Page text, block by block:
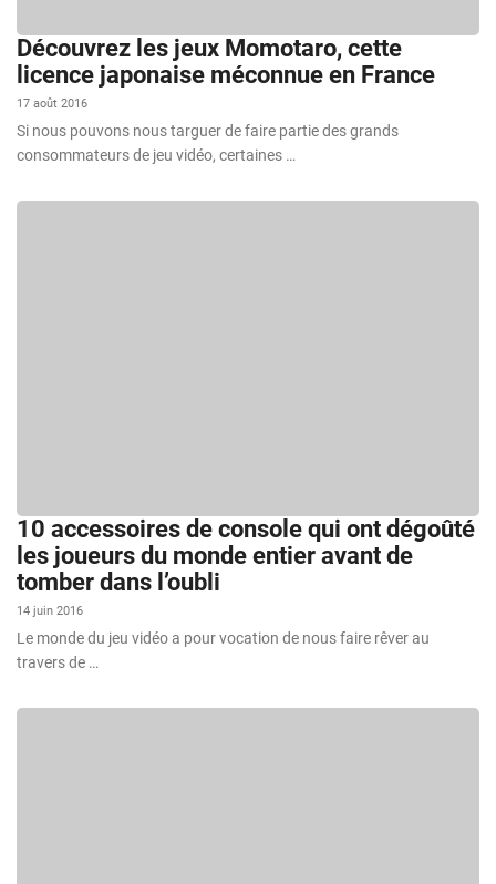
Découvrez les jeux Momotaro, cette
licence japonaise méconnue en France
17 août 2016
Si nous pouvons nous targuer de faire partie des grands
consommateurs de jeu vidéo, certaines …
10 accessoires de console qui ont dégoûté
les joueurs du monde entier avant de
tomber dans l’oubli
14 juin 2016
Le monde du jeu vidéo a pour vocation de nous faire rêver au
travers de …